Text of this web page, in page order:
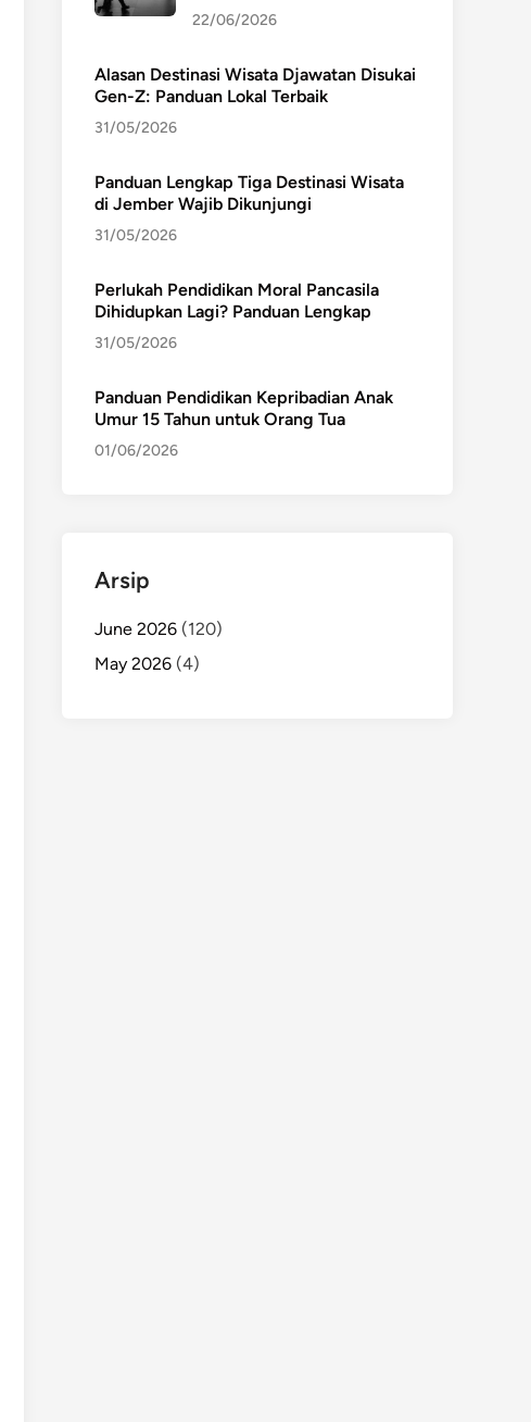
22/06/2026
Alasan Destinasi Wisata Djawatan Disukai
Gen-Z: Panduan Lokal Terbaik
31/05/2026
Panduan Lengkap Tiga Destinasi Wisata
di Jember Wajib Dikunjungi
31/05/2026
Perlukah Pendidikan Moral Pancasila
Dihidupkan Lagi? Panduan Lengkap
31/05/2026
Panduan Pendidikan Kepribadian Anak
Umur 15 Tahun untuk Orang Tua
01/06/2026
Arsip
June 2026 (120)
May 2026 (4)